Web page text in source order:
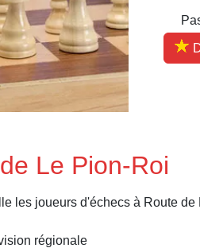
Le Pion-Roi
les joueurs d'échecs à Route
régionale